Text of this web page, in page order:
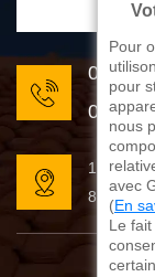
05 33
07 80
176
87270
Pour
pour
nous
avec
(En
Le